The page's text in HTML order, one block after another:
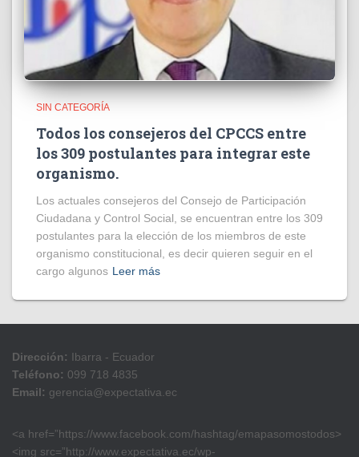
SIN CATEGORÍA
Todos los consejeros del CPCCS entre
los 309 postulantes para integrar este
organismo.
Los actuales consejeros del Consejo de Participación
Ciudadana y Control Social, se encuentran entre los 309
postulantes para la elección de los miembros de este
organismo constitucional, es decir quieren seguir en el
cargo algunos Leer más
Dirección: Ibarra - Ecuador
Teléfono: 099 718 4835
Email: gerencia@expectativa.ec
<a href=”https://www.facebook.com/hashtag/emapasomostodos>
<img src=”http://www.expectativa.ec/wp-